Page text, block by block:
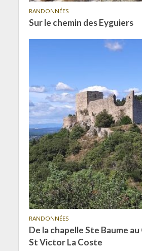
RANDONNÉES
Sur le chemin des Eyguiers
RANDONNÉES
De la chapelle Ste Baume
St Victor La Coste